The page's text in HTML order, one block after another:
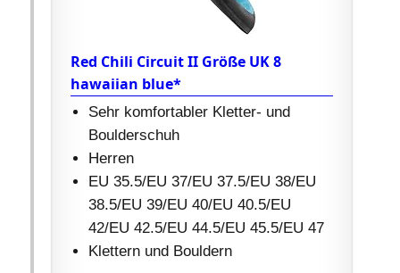
Red Chili Circuit II Größe UK 8
hawaiian blue*
Sehr komfortabler Kletter- und
Boulderschuh
Herren
EU 35.5/EU 37/EU 37.5/EU 38/EU
38.5/EU 39/EU 40/EU 40.5/EU
42/EU 42.5/EU 44.5/EU 45.5/EU 47
Klettern und Bouldern